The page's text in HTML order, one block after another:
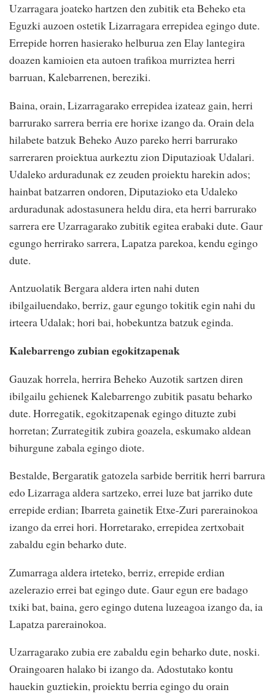
Uzarragara joateko hartzen den zubitik eta Beheko eta
Eguzki auzoen ostetik Lizarragara errepidea egingo dute.
Errepide horren hasierako helburua zen Elay lantegira
doazen kamioien eta autoen trafikoa murriztea herri
barruan, Kalebarrenen, bereziki.
Baina, orain, Lizarragarako errepidea izateaz gain, herri
barrurako sarrera berria ere horixe izango da. Orain dela
hilabete batzuk Beheko Auzo pareko herri barrurako
sarreraren proiektua aurkeztu zion Diputazioak Udalari.
Udaleko arduradunak ez zeuden proiektu harekin ados;
hainbat batzarren ondoren, Diputazioko eta Udaleko
arduradunak adostasunera heldu dira, eta herri barrurako
sarrera ere Uzarragarako zubitik egitea erabaki dute. Gaur
egungo herrirako sarrera, Lapatza parekoa, kendu egingo
dute.
Antzuolatik Bergara aldera irten nahi duten
ibilgailuendako, berriz, gaur egungo tokitik egin nahi du
irteera Udalak; hori bai, hobekuntza batzuk eginda.
Kalebarrengo zubian egokitzapenak
Gauzak horrela, herrira Beheko Auzotik sartzen diren
ibilgailu gehienek Kalebarrengo zubitik pasatu beharko
dute. Horregatik, egokitzapenak egingo dituzte zubi
horretan; Zurrategitik zubira goazela, eskumako aldean
bihurgune zabala egingo diote.
Bestalde, Bergaratik gatozela sarbide berritik herri barrura
edo Lizarraga aldera sartzeko, errei luze bat jarriko dute
errepide erdian; Ibarreta gainetik Etxe-Zuri parerainokoa
izango da errei hori. Horretarako, errepidea zertxobait
zabaldu egin beharko dute.
Zumarraga aldera irteteko, berriz, errepide erdian
azelerazio errei bat egingo dute. Gaur egun ere badago
txiki bat, baina, gero egingo dutena luzeagoa izango da, ia
Lapatza parerainokoa.
Uzarragarako zubia ere zabaldu egin beharko dute, noski.
Oraingoaren halako bi izango da. Adostutako kontu
hauekin guztiekin, proiektu berria egingo du orain